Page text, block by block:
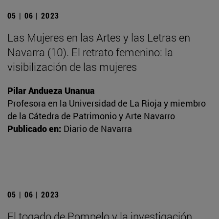
05 | 06 | 2023
Las Mujeres en las Artes y las Letras en
Navarra (10). El retrato femenino: la
visibilización de las mujeres
Pilar Andueza Unanua
Profesora en la Universidad de La Rioja y miembro
de la Cátedra de Patrimonio y Arte Navarro
Publicado en: Diario de Navarra
05 | 06 | 2023